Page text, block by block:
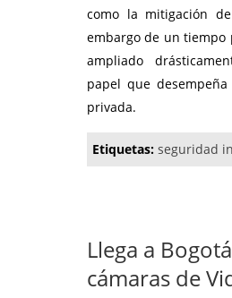
como la mitigación
embargo de un tiempo
ampliado
papel que desempeña
privada.
Etiquetas: seguridad
Llega a
cámaras de